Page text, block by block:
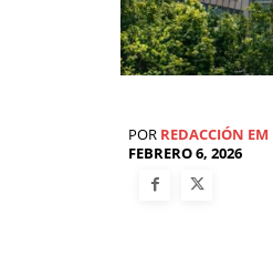
POR REDACCIÓN EM
FEBRERO 6, 2026